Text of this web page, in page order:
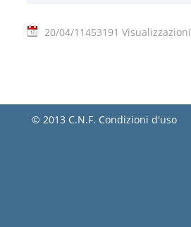
20/04/11453191 Visualizzazioni
© 2013 C.N.F. Condizioni d'uso